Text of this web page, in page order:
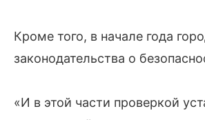
Кроме того, в начале года
законодательства о
«И в этой части проверкой